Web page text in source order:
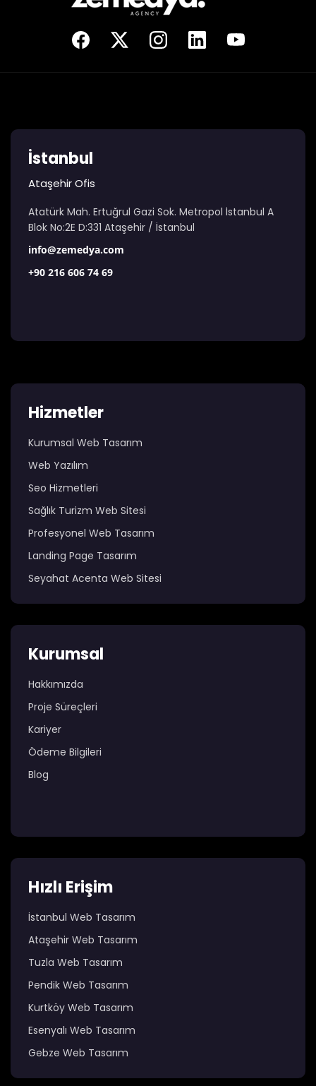
İstanbul
Ataşehir Ofis
Atatürk Mah. Ertuğrul Gazi Sok. Metropol İstanbul A
Blok No:2E D:331 Ataşehir / İstanbul
info@zemedya.com
+90 216 606 74 69
Hizmetler
Kurumsal Web Tasarım
Web Yazılım
Seo Hizmetleri
Sağlık Turizm Web Sitesi
Profesyonel Web Tasarım
Landing Page Tasarım
Seyahat Acenta Web Sitesi
Kurumsal
Hakkımızda
Proje Süreçleri
Kariyer
Ödeme Bilgileri
Blog
Hızlı Erişim
İstanbul Web Tasarım
Ataşehir Web Tasarım
Tuzla Web Tasarım
Pendik Web Tasarım
Kurtköy Web Tasarım
Esenyalı Web Tasarım
Gebze Web Tasarım